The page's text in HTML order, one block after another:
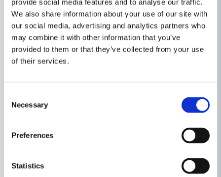
provide social media features and to analyse our traffic.
We also share information about your use of our site with
our social media, advertising and analytics partners who
may combine it with other information that you’ve
provided to them or that they’ve collected from your use
of their services.
Selection
Necessary
Preferences
Statistics
Dammutsugsadapter
Påskjutare
Egenskaper
Varumärke
Spänning
Ställ en produktfråga
name
Namn
Kap-/Gerings-/Klyvsågar